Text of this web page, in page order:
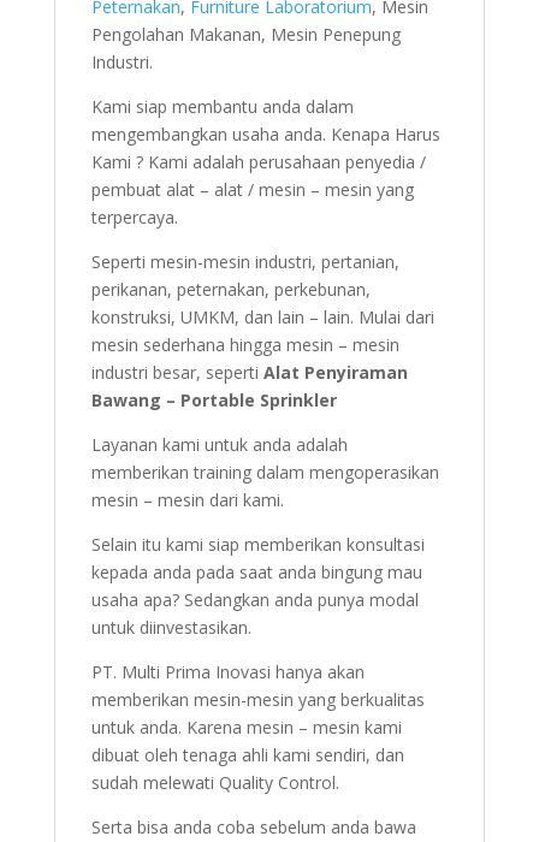
Peternakan, Furniture Laboratorium, Mesin
Pengolahan Makanan, Mesin Penepung
Industri.
Kami siap membantu anda dalam
mengembangkan usaha anda. Kenapa Harus
Kami ? Kami adalah perusahaan penyedia /
pembuat alat – alat / mesin – mesin yang
terpercaya.
Seperti mesin-mesin industri, pertanian,
perikanan, peternakan, perkebunan,
konstruksi, UMKM, dan lain – lain. Mulai dari
mesin sederhana hingga mesin – mesin
industri besar, seperti Alat Penyiraman
Bawang – Portable Sprinkler
Layanan kami untuk anda adalah
memberikan training dalam mengoperasikan
mesin – mesin dari kami.
Selain itu kami siap memberikan konsultasi
kepada anda pada saat anda bingung mau
usaha apa? Sedangkan anda punya modal
untuk diinvestasikan.
PT. Multi Prima Inovasi hanya akan
memberikan mesin-mesin yang berkualitas
untuk anda. Karena mesin – mesin kami
dibuat oleh tenaga ahli kami sendiri, dan
sudah melewati Quality Control.
Serta bisa anda coba sebelum anda bawa